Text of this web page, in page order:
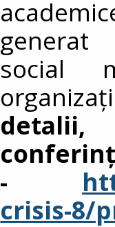
generat
social
-
crisis-8/